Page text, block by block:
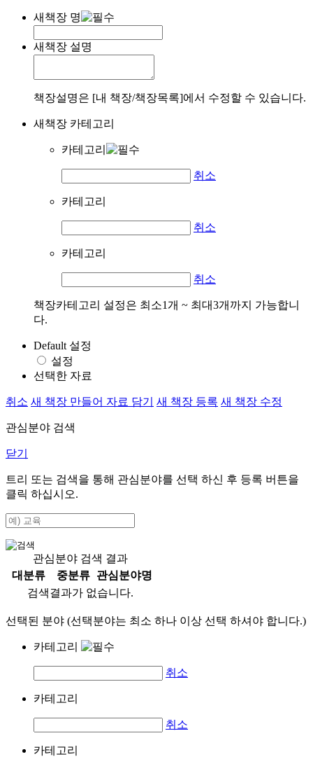
새책장 명
새책장 설명
책장설명은 [내 책장/책장목록]에서 수정할 수 있습니다.
새책장 카테고리
카테고리
취소
카테고리
취소
카테고리
취소
책장카테고리 설정은 최소1개 ~ 최대3개까지 가능합니
다.
Default 설정
설정
선택한 자료
취소 새 책장 만들어 자료 담기 새 책장 등록 새 책장 수정
관심분야 검색
닫기
트리 또는 검색을 통해 관심분야를 선택 하신 후 등록 버튼을
클릭 하십시오.
관심분야 검색 결과
대분류
중분류
관심분야명
검색결과가 없습니다.
선택된 분야 (선택분야는 최소 하나 이상 선택 하셔야 합니다.)
카테고리
취소
카테고리
취소
카테고리